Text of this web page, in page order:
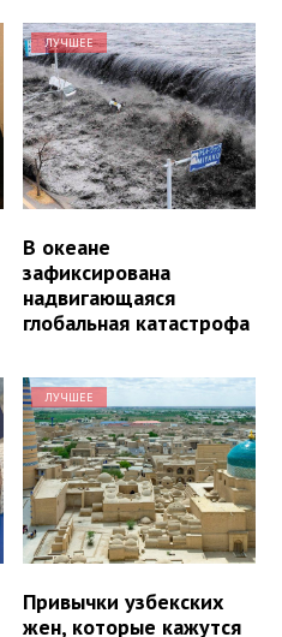
ЛУЧШЕЕ
В океане
зафиксирована
надвигающаяся
глобальная катастрофа
ЛУЧШЕЕ
Привычки узбекских
жен, которые кажутся